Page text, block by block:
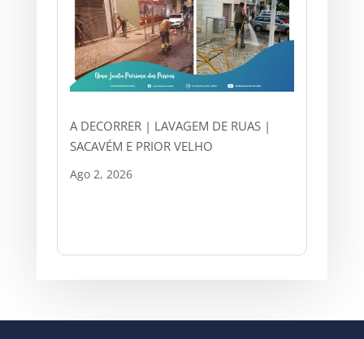
A DECORRER | LAVAGEM DE RUAS |
SACAVÉM E PRIOR VELHO
Ago 2, 2026